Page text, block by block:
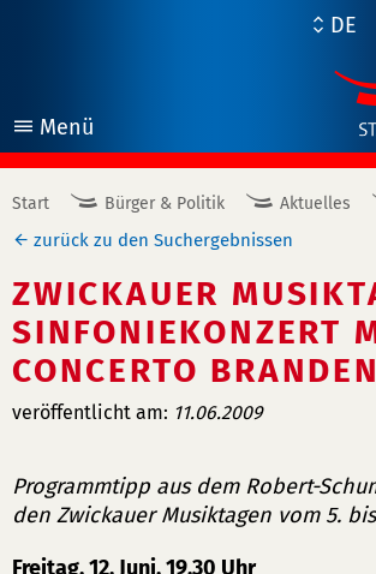
Menü
öffnen
DE
Start Bürger & Politik Aktuelles
zurück zu den Suchergebnissen
ZWICKAUER
SINFONIEKONZERT
CONCERTO
veröffentlicht am: 11.06.2009
Programmtipp aus dem Robert-
den Zwickauer Musiktagen vom 5.
Freitag, 12. Juni, 19.30 Uhr